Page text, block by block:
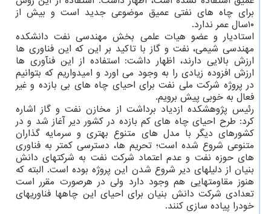
برای چاه های نفتی عمیق موضوعی جدید است و بیش از
۱۰سال عمر ندارد.
استادیار و عضو هیات علمی بخش مهندسی نفت دانشکده
مهندسی شیمی، نفت و گاز با تاکید بر این که این فناوری ها
ارزش بالایی دارند، اظهار داشت: استفاده از این فنآوری ها
ارزش افزوده زیادی را به وجود می اورد و امیدواریم که بتوانیم
در پروژه شرکت ملی نفت برای احیای چاه های بی بازده و غیر
فعال به خوبی پیش برویم.
رئیس پژوهشکده ازدیاد برداشت از مخازن نفت و گاز اشاره
کرد: طرح احیای چاه های کم بازده در کشور دیر آغاز شد و در
کشورهای دیگر با مدل های متنوع بهتری و سرمایه گذاران
متنوعی شروع شده است؛ تحریم ها، دسترسی کمتر به فناوری
های حوزه نفت و عدم اعتماد شرکت نفت به شرکتهای دانش
بنیان از دلیلهای دیر شروع شدن این پروژه بوده است. البته که
هنوز مقاومتهایی هم وجود دارد ولی در هرصورت مقرر است
تعدادی شرکت دانش بنیان برای احیای این چاهها فناوریهای
خودرا پیاده سازی کنند.